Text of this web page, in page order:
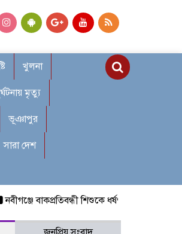
খুলনা
মৃত্যু
ভূঞাপুর
সারা দেশ
বাকপ্রতিবন্ধী শিশুকে ধর্ষণ: রক্তাক্ত হলেও করা